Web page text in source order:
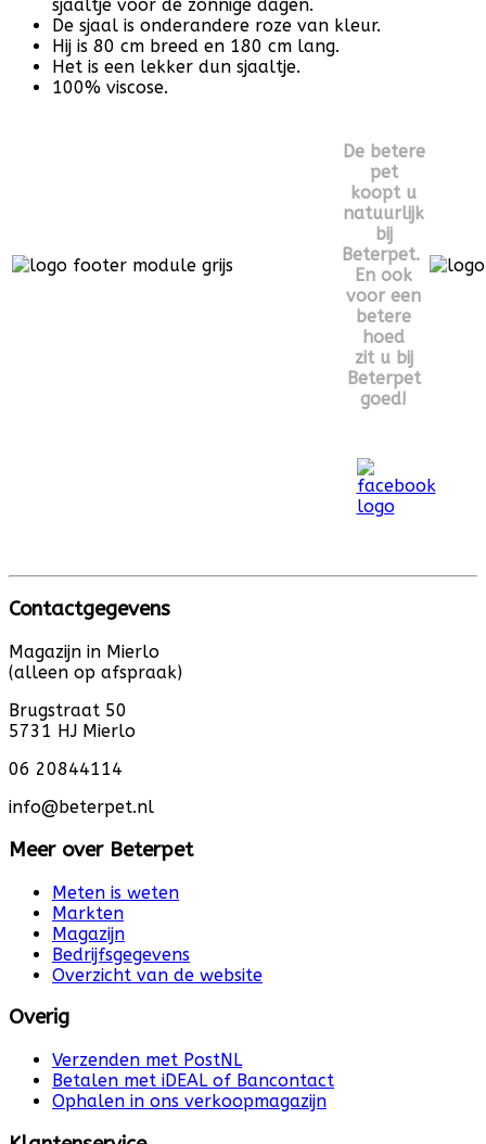
sjaaltje voor de zonnige dagen.
De sjaal is onderandere roze van kleur.
Hij is 80 cm breed en 180 cm lang.
Het is een lekker dun sjaaltje.
100% viscose.
De betere
pet
koopt u
natuurlijk
bij
Beterpet.
En ook
voor een
betere
hoed
zit u bij
Beterpet
goed!
Contactgegevens
Magazijn in Mierlo
(alleen op afspraak)
Brugstraat 50
5731 HJ Mierlo
06 20844114
info@beterpet.nl
Meer over Beterpet
Meten is weten
Markten
Magazijn
Bedrijfsgegevens
Overzicht van de website
Overig
Verzenden met PostNL
Betalen met iDEAL of Bancontact
Ophalen in ons verkoopmagazijn